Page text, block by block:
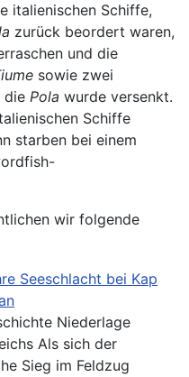
italienischen Schiffe,
zurück beordert waren,
und die
sowie zwei
die Pola wurde versenkt.
Schiffe
starben bei einem
wir folgende
Seeschlacht bei Kap
Niederlage
Als sich der
Sieg im Feldzug